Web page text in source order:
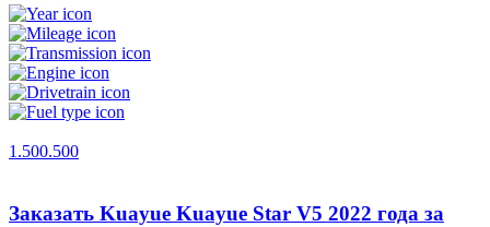
1.500.500
Заказать Kuayue Kuayue Star V5 2022 года за